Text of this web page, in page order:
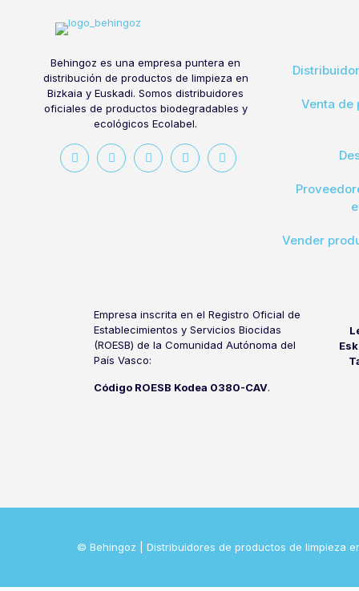
Behingoz es una empresa puntera en
distribución de productos de limpieza en
Bizkaia y Euskadi. Somos distribuidores
oficiales de productos biodegradables y
ecológicos Ecolabel.
Venta de
Vender
Empresa inscrita en el Registro Oficial de
Establecimientos y Servicios Biocidas
(ROESB) de la Comunidad Autónoma del
País Vasco:
Código ROESB Kodea 0380-CAV.
© Behingoz | Distribuidores de productos de limpieza